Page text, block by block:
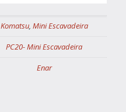
Komatsu, Mini Escavadeira
PC20- Mini Escavadeira
Enar